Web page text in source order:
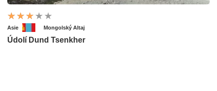
Asie Mongolský Altaj
Údolí Dund Tsenkher